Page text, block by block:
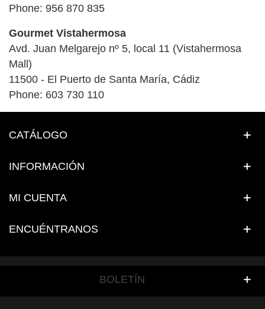
Phone: 956 870 835
Gourmet Vistahermosa
Avd. Juan Melgarejo nº 5, local 11 (Vistahermosa
Mall)
11500 - El Puerto de Santa María, Cádiz
Phone: 603 730 110
CATÁLOGO
INFORMACIÓN
MI CUENTA
ENCUÉNTRANOS
BOLETÍN